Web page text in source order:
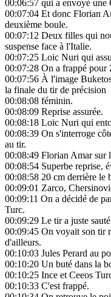
00:06:57 qui a envoyé une
00:07:04 Et donc Florian
deuxième boule.
00:07:12 Deux filles qui
suspense face à l'Italie.
00:07:25 Loic Nuri qui
00:07:28 On a frappé pour
00:07:56 À l'image
la finale du tir de précision
00:08:08 féminin.
00:08:09 Reprise assurée.
00:08:18 Loic Nuri qui
00:08:39 On s'interroge
au tir.
00:08:49 Florian Amar sur
00:08:54 Superbe reprise,
00:08:58 20 cm derrière le
00:09:01 Zarco,
00:09:11 On a décidé de
Turc.
00:09:29 Le tir a juste
00:09:45 On voyait son tir
d'ailleurs.
00:10:03 Jules Perard au
00:10:20 Un buté dans la
00:10:25 Ince et Ceeos
00:10:33 C'est frappé.